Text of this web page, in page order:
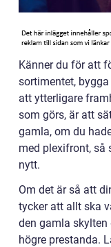
Känner du för att
sortimentet,
att ytterligare
som görs, är att
gamla, om du
med plexifront, så
nytt.
Om det är så att
tycker att allt ska
den gamla skylten
högre prestanda.